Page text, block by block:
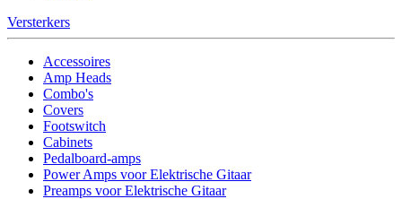
Versterkers
Accessoires
Amp Heads
Combo's
Covers
Footswitch
Cabinets
Pedalboard-amps
Power Amps voor Elektrische Gitaar
Preamps voor Elektrische Gitaar